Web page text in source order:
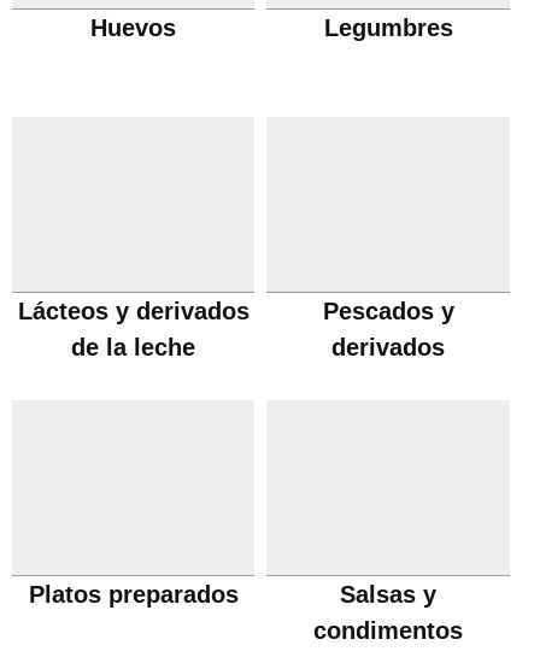
Huevos Legumbres
Lácteos y derivados
de la leche
Pescados y
derivados
Platos preparados
Salsas y
condimentos